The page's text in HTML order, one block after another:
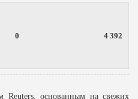
0 4 392
Reuters, основанным на свежих